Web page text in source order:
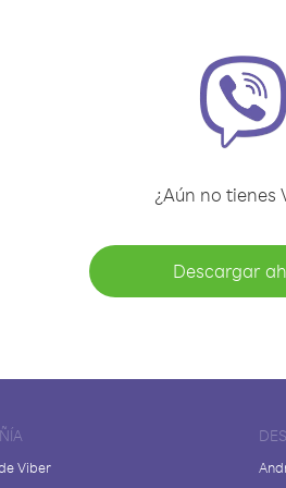
¿Aún no tienes
Descargar
Viber